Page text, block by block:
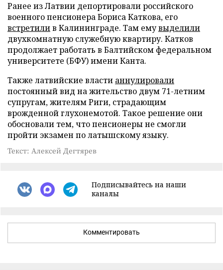
Ранее из Латвии депортировали российского
военного пенсионера Бориса Каткова, его
встретилив Калининграде. Там емувыделили
двухкомнатную служебную квартиру. Катков
продолжает работать в Балтийском федеральном
университете (БФУ) имени Канта.
Также латвийские власти аннулировали
постоянный вид на жительство двум 71-летним
супругам, жителям Риги, страдающим
врожденной глухонемотой. Такое решение они
обосновали тем, что пенсионеры не смогли
пройти экзамен по латышскому языку.
Текст: Алексей Дегтярев
Подписывайтесь на наши
каналы
Комментировать